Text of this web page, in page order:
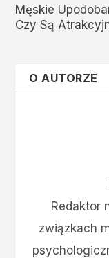
Męskie
Czy Są
O AUTORZE
Redaktor
związkach